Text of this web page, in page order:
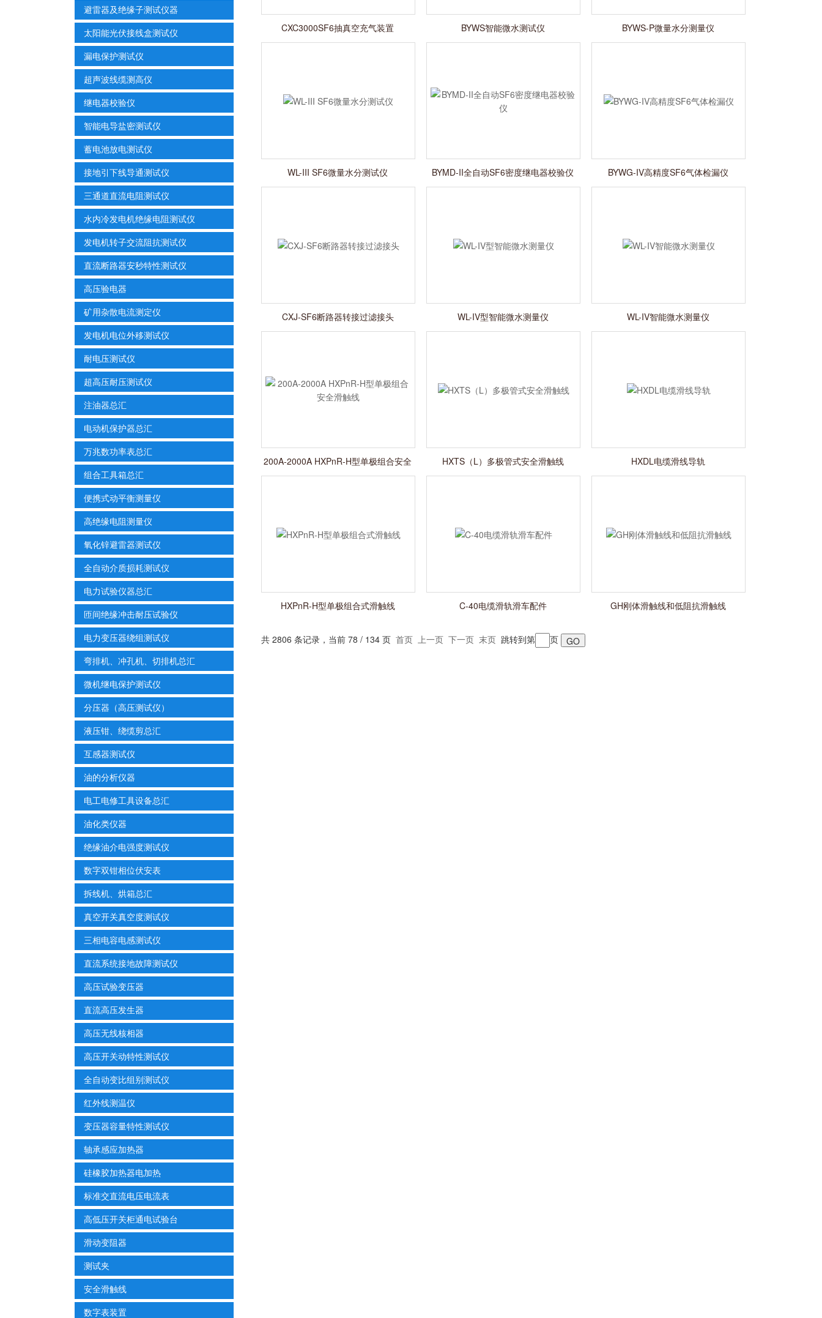
避雷器及绝缘子测试仪器
太阳能光伏接线盒测试仪
漏电保护测试仪
超声波线缆测高仪
继电器校验仪
智能电导盐密测试仪
蓄电池放电测试仪
接地引下线导通测试仪
三通道直流电阻测试仪
水内冷发电机绝缘电阻测试仪
发电机转子交流阻抗测试仪
直流断路器安秒特性测试仪
高压验电器
矿用杂散电流测定仪
发电机电位外移测试仪
耐电压测试仪
超高压耐压测试仪
注油器总汇
电动机保护器总汇
万兆数功率表总汇
组合工具箱总汇
便携式动平衡测量仪
高绝缘电阻测量仪
氧化锌避雷器测试仪
全自动介质损耗测试仪
电力试验仪器总汇
匝间绝缘冲击耐压试验仪
电力变压器绕组测试仪
弯排机、冲孔机、切排机总汇
微机继电保护测试仪
分压器（高压测试仪）
液压钳、绕缆剪总汇
互感器测试仪
油的分析仪器
电工电修工具设备总汇
油化类仪器
绝缘油介电强度测试仪
数字双钳相位伏安表
拆线机、烘箱总汇
真空开关真空度测试仪
三相电容电感测试仪
直流系统接地故障测试仪
高压试验变压器
直流高压发生器
高压无线核相器
高压开关动特性测试仪
全自动变比组别测试仪
红外线测温仪
变压器容量特性测试仪
轴承感应加热器
硅橡胶加热器电加热
标准交直流电压电流表
高低压开关柜通电试验台
滑动变阻器
测试夹
安全滑触线
数字表装置
CXC3000SF6抽真空充气装置 BYWS智能微水测试仪 BYWS-P微量水分测量仪
WL-III SF6微量水分测试仪 BYMD-II全自动SF6密度继电器校验仪 BYWG-IV高精度SF6气体检漏仪
CXJ-SF6断路器转接过滤接头 WL-IV型智能微水测量仪 WL-IV智能微水测量仪
200A-2000A HXPnR-H型单极组合安全
滑触线
HXTS（L）多极管式安全滑触线 HXDL电缆滑线导轨
HXPnR-H型单极组合式滑触线 C-40电缆滑轨滑车配件 GH刚体滑触线和低阻抗滑触线
共 2806 条记录，当前 78 / 134 页 首页 上一页 下一页 末页 跳转到第 页